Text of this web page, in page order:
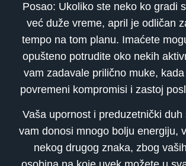
Posao: Ukoliko ste neko ko gradi
već duže vreme, april je odličan
tempo na tom planu. Imaćete
opušteno potrudite oko nekih
vam zadavale prilično muke,
povremeni kompromisi i zastoj
Vaša upornost i preduzetnički duh
vam donosi mnogo bolju energiju,
nekog drugog znaka, zbog